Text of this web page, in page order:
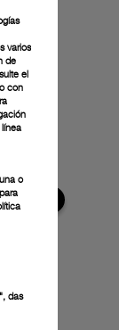
varios
de
el
con
o
das